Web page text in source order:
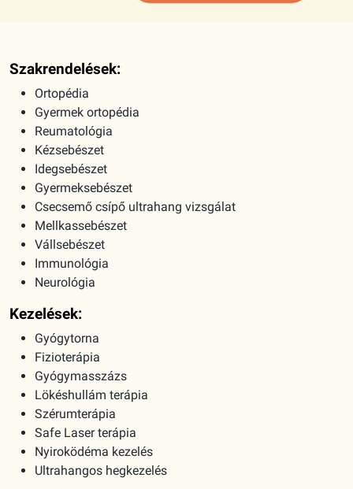
Szakrendelések:
Ortopédia
Gyermek ortopédia
Reumatológia
Kézsebészet
Idegsebészet
Gyermeksebészet
Csecsemő csípő ultrahang vizsgálat
Mellkassebészet
Vállsebészet
Immunológia
Neurológia
Kezelések:
Gyógytorna
Fizioterápia
Gyógymasszázs
Lökéshullám terápia
Szérumterápia
Safe Laser terápia
Nyiroködéma kezelés
Ultrahangos hegkezelés